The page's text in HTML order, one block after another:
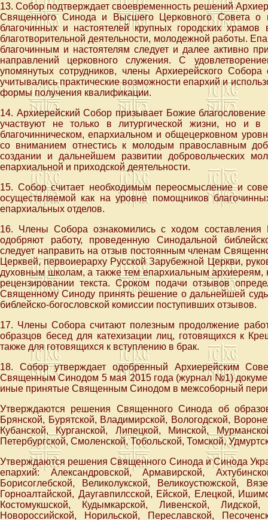
13. Собор подтверждает своевременность решений
Священного Синода и Высшего Церковного Совета о
благочинных и настоятелей крупных городских
благотворительной деятельности, молодежной работы.
благочинным и настоятелям следует и далее активно
направлений церковного служения. С
упомянутых сотрудников, члены Архиерейского
учитывались практические возможности епархий и
формы получения квалификации.
14. Архиерейский Собор призывает Божие
участвуют не только в литургической жизни, но и
благочинническом, епархиальном и общецерковном
со вниманием отнестись к молодым православным
создании и дальнейшем развитии добровольческих
епархиальной и приходской деятельности.
15. Собор считает необходимым переосмысление и
осуществляемой как на уровне помощников
епархиальных отделов.
16. Члены Собора ознакомились с ходом составления
одобряют работу, проведенную Синодальной
следует направить на отзыв постоянным членам
Церквей, первоиерарху Русской Зарубежной Церкви,
духовным школам, а также тем епархиальным архиереям,
рецензировании текста. Сроком подачи отзывов
Священному Синоду принять решение о дальнейшей
библейско-богословской комиссии поступивших отзывов.
17. Члены Собора считают полезным продолжение
образцов бесед для катехизации лиц, готовящихся к
также для готовящихся к вступлению в брак.
18. Собор утверждает одобренный Архиерейским
Священным Синодом 5 мая 2015 года (журнал №1)
иные принятые Священным Синодом в межсоборный
Утверждаются решения Священного Синода об
Брянской, Бурятской, Владимирской, Вологодской,
Кубанской, Курганской, Липецкой, Минской,
Петербургской, Смоленской, Тобольской, Томской,
Утверждаются решения Священного Синода и Синода
епархий: Александровской, Армавирской,
Борисоглебской, Великолукской, Великоустюжской,
Горноалтайской, Даугавпилсской, Ейской, Елецкой,
Костомукшской, Кудымкарской, Ливенской,
Новороссийской, Норильской, Переславской,